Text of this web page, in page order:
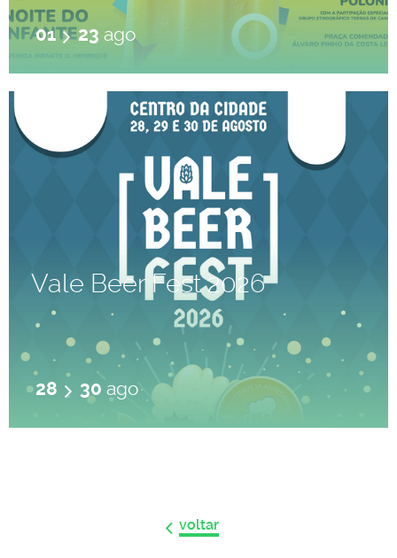
01 23 ago
Vale Beer Fest 2026
28 30 ago
voltar